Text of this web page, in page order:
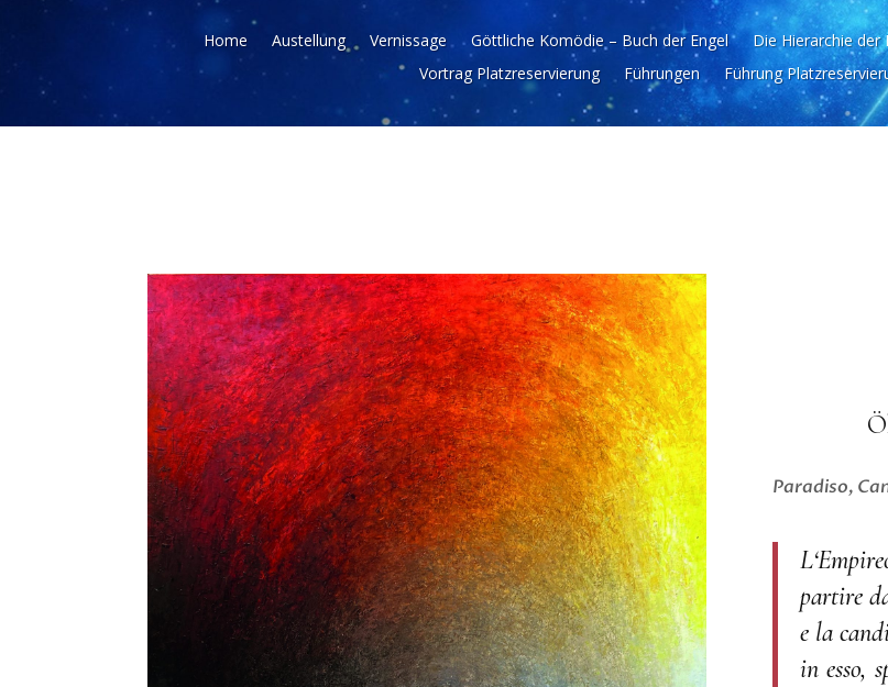
Home Austellung Vernissage Göttliche Komödie – Buch der Engel Die Hierarchie der
Vortrag Platzreservierung
Führungen Führung
Paradiso,
partire
e la
in esso,